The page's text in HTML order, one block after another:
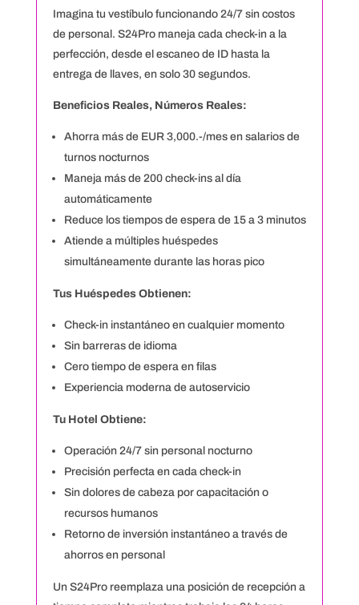
Imagina tu vestíbulo funcionando 24/7 sin costos
de personal. S24Pro maneja cada check-in a la
perfección, desde el escaneo de ID hasta la
entrega de llaves, en solo 30 segundos.
Beneficios Reales, Números Reales:
Ahorra más de EUR 3,000.-/mes en salarios de
turnos nocturnos
Maneja más de 200 check-ins al día
automáticamente
Reduce los tiempos de espera de 15 a 3 minutos
Atiende a múltiples huéspedes
simultáneamente durante las horas pico
Tus Huéspedes Obtienen:
Check-in instantáneo en cualquier momento
Sin barreras de idioma
Cero tiempo de espera en filas
Experiencia moderna de autoservicio
Tu Hotel Obtiene:
Operación 24/7 sin personal nocturno
Precisión perfecta en cada check-in
Sin dolores de cabeza por capacitación o
recursos humanos
Retorno de inversión instantáneo a través de
ahorros en personal
Un S24Pro reemplaza una posición de recepción a